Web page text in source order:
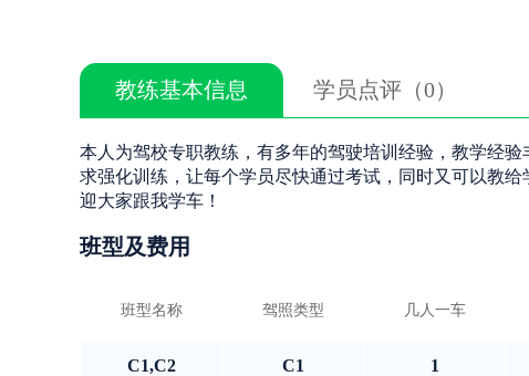
教练基本信息 学员点评（0）
本人为驾校专职教练，有多年的驾驶培训经验，教学经
求强化训练，让每个学员尽快通过考试，同时又可以教
迎大家跟我学车！
班型及费用
班型名称 驾照类型 几人一车
C1,C2 C1 1